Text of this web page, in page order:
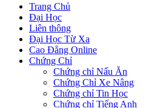
Trang Chủ
Đại Học
Liên thông
Đại Học Từ Xa
Cao Đẳng Online
Chứng Chỉ
Chứng chỉ Nấu Ăn
Chứng Chỉ Xe Nâng
Chứng chỉ Tin Học
Chứng chỉ Tiếng Anh